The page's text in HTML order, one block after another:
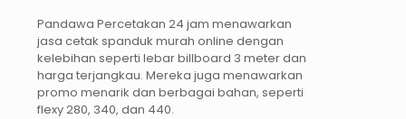
Pandawa Percetakan 24 jam menawarkan
jasa cetak spanduk murah online dengan
kelebihan seperti lebar billboard 3 meter dan
harga terjangkau. Mereka juga menawarkan
promo menarik dan berbagai bahan, seperti
flexy 280, 340, dan 440.